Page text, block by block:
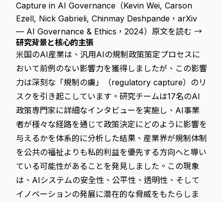
Capture in AI Governance（Kevin Wei, Carson
Ezell, Nick Gabrieli, Chinmay Deshpande，arXiv
— AI Governance & Ethics，2024） 原文を読む →
研究背景と核心的主張
米国のAI産業は、汎用AIの規制政策策定プロセスに
おいて前例のない影響力を獲得しましたが、この影響
力は深刻な「規制の虜」（regulatory capture）のリ
スクを引き起こしています。研究チームは17名のAI
政策専門家に詳細なインタビューを実施し、AI事業
者が様々な経路を通じて政策決定にどのように影響を
与えるかを体系的に分析した結果、産業界が規制体制
を公共の福祉よりも私的利益を優先する方向へと導い
ている可能性があることを発見しました。この現象
は、AIシステムの安全性、公平性、透明性、そして
イノベーションの発展に潜在的な脅威をもたらしま